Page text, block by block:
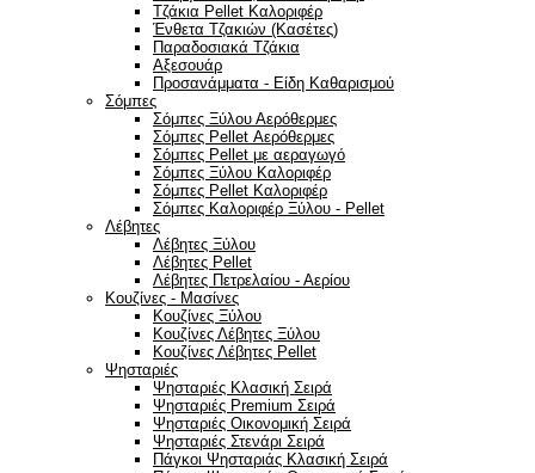
Τζάκια Pellet Καλοριφέρ
Ένθετα Τζακιών (Κασέτες)
Παραδοσιακά Τζάκια
Αξεσουάρ
Προσανάμματα - Είδη Καθαρισμού
Σόμπες
Σόμπες Ξύλου Αερόθερμες
Σόμπες Pellet Αερόθερμες
Σόμπες Pellet με αεραγωγό
Σόμπες Ξύλου Καλοριφέρ
Σόμπες Pellet Καλοριφέρ
Σόμπες Καλοριφέρ Ξύλου - Pellet
Λέβητες
Λέβητες Ξύλου
Λέβητες Pellet
Λέβητες Πετρελαίου - Αερίου
Κουζίνες - Μασίνες
Κουζίνες Ξύλου
Κουζίνες Λέβητες Ξύλου
Κουζίνες Λέβητες Pellet
Ψησταριές
Ψησταριές Κλασική Σειρά
Ψησταριές Premium Σειρά
Ψησταριές Οικονομική Σειρά
Ψησταριές Στενάρι Σειρά
Πάγκοι Ψησταριάς Κλασική Σειρά